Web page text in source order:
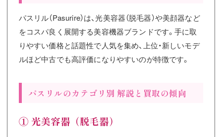
パスリル（Pasurire）は、光美容器（脱毛器）や美顔器など
をコスパ良く展開する美容機器ブランドです。手に取
りやすい価格と話題性で人気を集め、上位・新しいモデ
ルほど中古でも高評価になりやすいのが特徴です。
パスリルのカテゴリ別 解説と買取の傾向
① 光美容器（脱毛器）